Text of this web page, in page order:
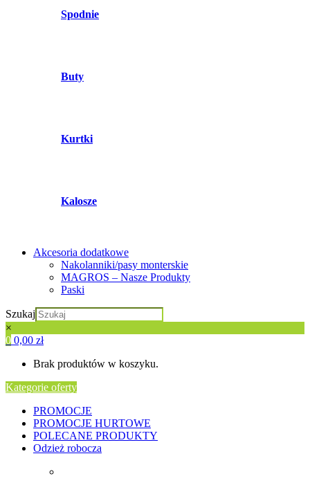
Spodnie
Buty
Kurtki
Kalosze
Akcesoria dodatkowe
Nakolanniki/pasy monterskie
MAGROS – Nasze Produkty
Paski
Szukaj
×
0 0,00 zł
Brak produktów w koszyku.
Kategorie oferty
PROMOCJE
PROMOCJE HURTOWE
POLECANE PRODUKTY
Odzież robocza